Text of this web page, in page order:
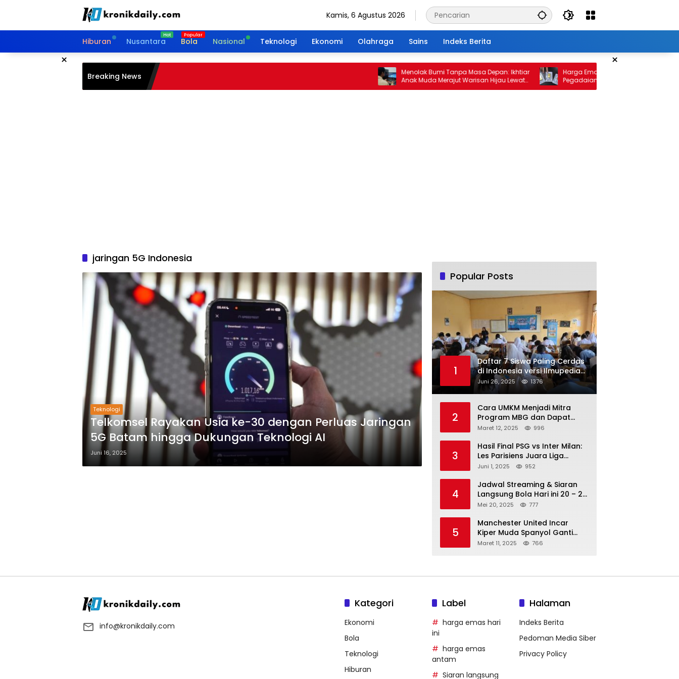
Kamis, 6 Agustus 2026
Hiburan Nusantara Bola Nasional Teknologi Ekonomi Olahraga Sains Indeks Berita
× ×
Breaking News
Menolak Bumi Tanpa Masa Depan: Ikhtiar
Anak Muda Merajut Warisan Hijau Lewat
Portal Waktu
Harga Emas 10 Februari 2026: Antam dan
Pegadaian Kembali Melonjak
jaringan 5G Indonesia
Teknologi
Telkomsel Rayakan Usia ke-30 dengan Perluas Jaringan
5G Batam hingga Dukungan Teknologi AI
Juni 16, 2025
Popular Posts
1
Daftar 7 Siswa Paling Cerdas
di Indonesia versi Ilmupedia
Tryout UTBK 2025
Juni 26, 2025 1376
2
Cara UMKM Menjadi Mitra
Program MBG dan Dapat
Modal Hingga Rp500 Juta
Maret 12, 2025 996
3
Hasil Final PSG vs Inter Milan:
Les Parisiens Juara Liga
Champions 2025 usai Bantai il
Juni 1, 2025 952
4
Jadwal Streaming & Siaran
Langsung Bola Hari ini 20 – 21
Mei 2025: Manchester City vs
Mei 20, 2025 777
5
Manchester United Incar
Kiper Muda Spanyol Ganti
Andre Onana
Maret 11, 2025 766
info@kronikdaily.com
Kategori
Ekonomi
Bola
Teknologi
Hiburan
Label
harga emas hari
ini
harga emas
antam
Siaran langsung
Halaman
Indeks Berita
Pedoman Media Siber
Privacy Policy